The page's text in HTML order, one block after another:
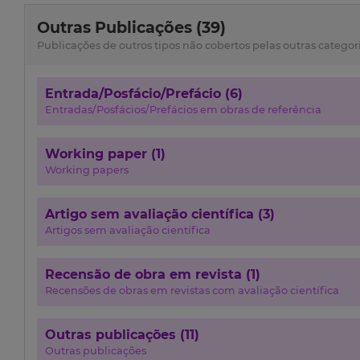
Outras Publicações (39)
Publicações de outros tipos não cobertos pelas outras
Entrada/Posfácio/Prefácio (6)
Entradas/Posfácios/Prefácios em obras de referência
Working paper (1)
Working papers
Artigo sem avaliação científica (3)
Artigos sem avaliação científica
Recensão de obra em revista (1)
Recensões de obras em revistas com avaliação científica
Outras publicações (11)
Outras publicações